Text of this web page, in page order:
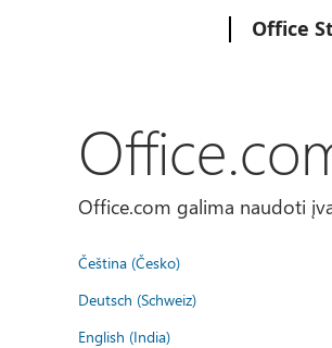
Office
Office.com galima naudoti
Čeština (Česko)
Deutsch (Schweiz)
English (India)